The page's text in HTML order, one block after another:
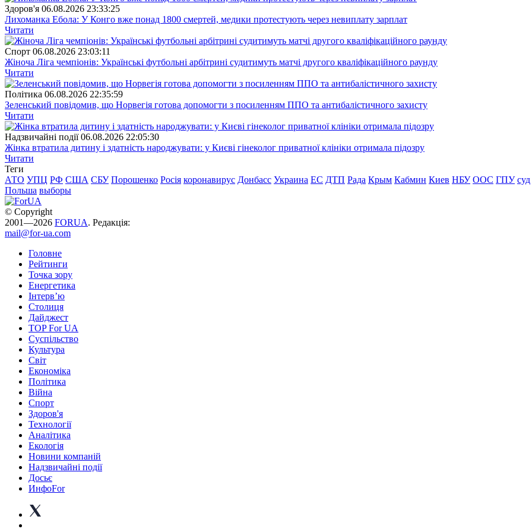
Здоров'я 06.08.2026 23:33:25
Лихоманка Ебола: У Конго вже понад 1800 смертей, медики протестують через невиплату зарплат
Читати
Спорт 06.08.2026 23:03:11
Жіноча Ліга чемпіонів: Українські футбольні арбітрині судитимуть матчі другого кваліфікаційного раунду
Читати
Полiтика 06.08.2026 22:35:59
Зеленський повідомив, що Норвегія готова допомогти з посиленням ППО та антибалістичного захисту
Читати
Надзвичайні події 06.08.2026 22:05:30
Жінка втратила дитину і здатність народжувати: у Києві гінеколог приватної клініки отримала підозру
Читати
Теги
АТО УПЦ РФ США СБУ Порошенко Росія коронавирус Донбасс Украина ЕС ДТП Рада Крым Кабмин Киев НБУ ООС ГПУ суд
Польша выборы
© Copyright
2001—2026 FORUA. Редакція:
mail@for-ua.com
Головне
Рейтинги
Точка зору
Енергетика
Інтерв’ю
Столиця
Дайджест
TOP For UA
Суспiльство
Культура
Світ
Економіка
Політика
Війна
Спорт
Здоров'я
Технології
Аналітика
Екологія
Новини компаній
Надзвичайні події
Досьє
ИнфоFor